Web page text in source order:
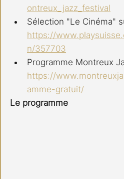
ontreux_jazz_festival
Sélection "Le Cinéma"
https://
n/357703
Programme Montreux
https://
amme-gratuit/
Le programme